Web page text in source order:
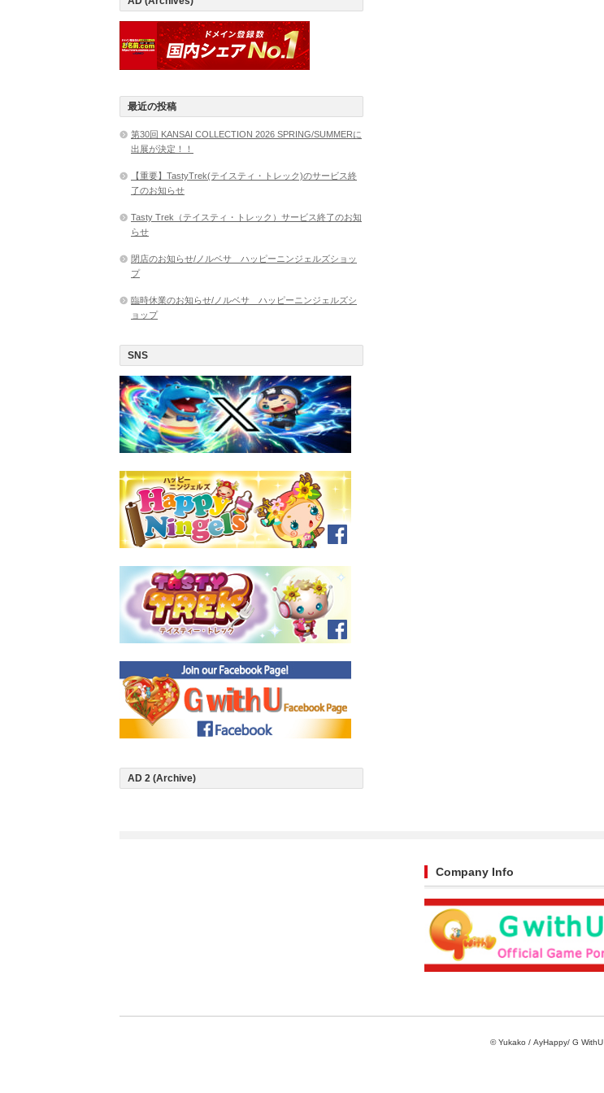
最近の投稿
第30回 KANSAI COLLECTION 2026 SPRING/SUMMERに
出展が決定！！
【重要】TastyTrek(テイスティ・トレック)のサービス終
了のお知らせ
Tasty Trek（テイスティ・トレック）サービス終了のお知
らせ
閉店のお知らせ/ノルベサ ハッピーニンジェルズショッ
プ
臨時休業のお知らせ/ノルベサ ハッピーニンジェルズシ
ョップ
SNS
AD 2 (Archive)
Company Info
© Yukako / AyHappy/ G WithU